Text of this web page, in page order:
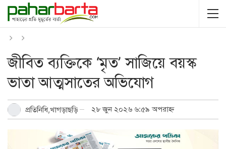
জীবিত ব্যক্তিকে ‘মৃত’ সাজিয়ে বয়স্ক
ভাতা আত্মসাতের অভিযোগ
প্রতিনিধি,খাগড়াছড়ি ২৮ জুন ২০২৬ ৬:৫৯ অপরাহ্ন